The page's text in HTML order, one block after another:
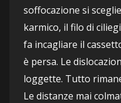
soffocazione si
karmico, il filo di
fa incagliare il
è persa. Le
loggette. Tutto
Le distanze mai